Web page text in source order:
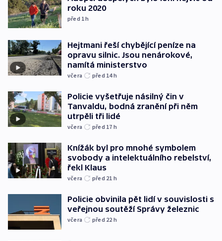
roku 2020
před 1h
Hejtmani řeší chybějící peníze na
opravu silnic. Jsou nenárokové,
namítá ministerstvo
včera před 14h
Policie vyšetřuje násilný čin v
Tanvaldu, bodná zranění při něm
utrpěli tři lidé
včera před 17 h
Knížák byl pro mnohé symbolem
svobody a intelektuálního rebelství,
řekl Klaus
včera před 21 h
Policie obvinila pět lidí v souvislosti s
veřejnou soutěží Správy železnic
včera před 22 h